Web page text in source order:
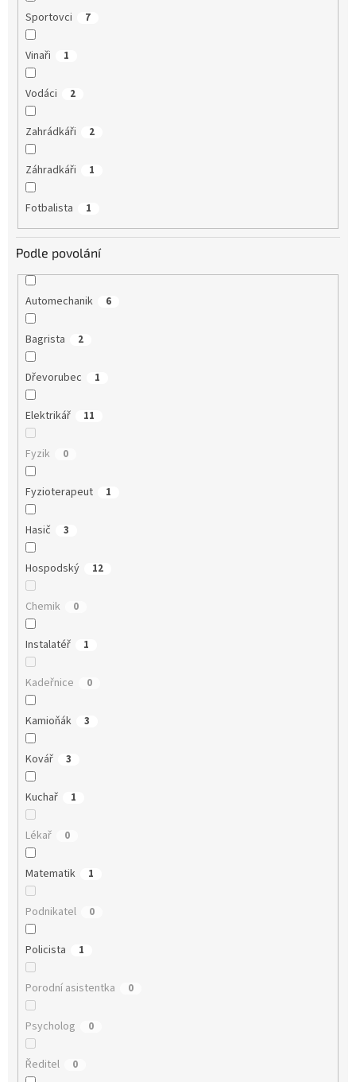
Sportovci 7
Vinaři 1
Vodáci 2
Zahrádkáři 2
Záhradkáři 1
Fotbalista 1
Podle povolání
Automechanik 6
Bagrista 2
Dřevorubec 1
Elektrikář 11
Fyzik 0
Fyzioterapeut 1
Hasič 3
Hospodský 12
Chemik 0
Instalatéř 1
Kadeřnice 0
Kamioňák 3
Kovář 3
Kuchař 1
Lékař 0
Matematik 1
Podnikatel 0
Policista 1
Porodní asistentka 0
Psycholog 0
Ředitel 0